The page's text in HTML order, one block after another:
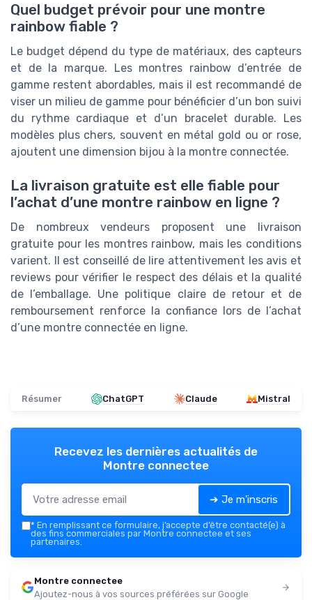
Quel budget prévoir pour une montre
rainbow fiable ?
Le budget dépend du type de matériaux, des capteurs
et de la marque. Les montres rainbow d’entrée de
gamme restent abordables, mais il est recommandé de
viser un milieu de gamme pour bénéficier d’un bon suivi
du rythme cardiaque et d’un bracelet durable. Les
modèles plus chers, souvent en métal gold ou or rose,
ajoutent une dimension bijou à la montre connectée.
La livraison gratuite est elle fiable pour
l’achat d’une montre rainbow en ligne ?
De nombreux vendeurs proposent une livraison
gratuite pour les montres rainbow, mais les conditions
varient. Il est conseillé de lire attentivement les avis et
reviews pour vérifier le respect des délais et la qualité
de l’emballage. Une politique claire de retour et de
remboursement renforce la confiance lors de l’achat
d’une montre connectée en ligne.
Résumer ChatGPT Claude Mistral
Recevez les dernières actualités de
Montre connectee
➔ Je m'inscris
* En remplissant ce formulaire, j’accepte d’être contacté(e) à
des fins commerciales par Montre connectee et ses
partenaires.
Montre connectee
Ajoutez-nous à vos sources préférées sur Google